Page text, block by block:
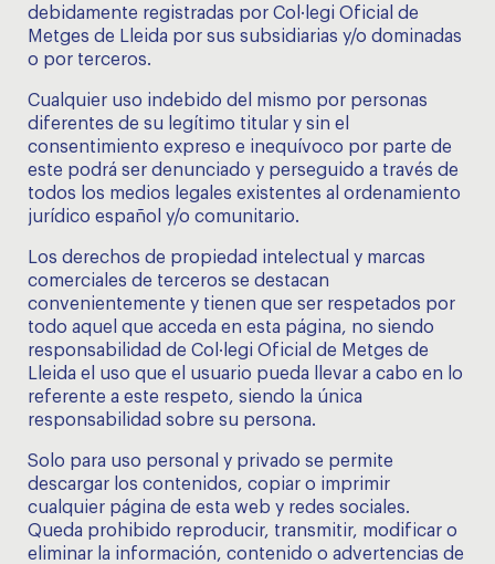
debidamente registradas por Col·legi Oficial de
Metges de Lleida por sus subsidiarias y/o dominadas
o por terceros.
Cualquier uso indebido del mismo por personas
diferentes de su legítimo titular y sin el
consentimiento expreso e inequívoco por parte de
este podrá ser denunciado y perseguido a través de
todos los medios legales existentes al ordenamiento
jurídico español y/o comunitario.
Los derechos de propiedad intelectual y marcas
comerciales de terceros se destacan
convenientemente y tienen que ser respetados por
todo aquel que acceda en esta página, no siendo
responsabilidad de Col·legi Oficial de Metges de
Lleida el uso que el usuario pueda llevar a cabo en lo
referente a este respeto, siendo la única
responsabilidad sobre su persona.
Solo para uso personal y privado se permite
descargar los contenidos, copiar o imprimir
cualquier página de esta web y redes sociales.
Queda prohibido reproducir, transmitir, modificar o
eliminar la información, contenido o advertencias de